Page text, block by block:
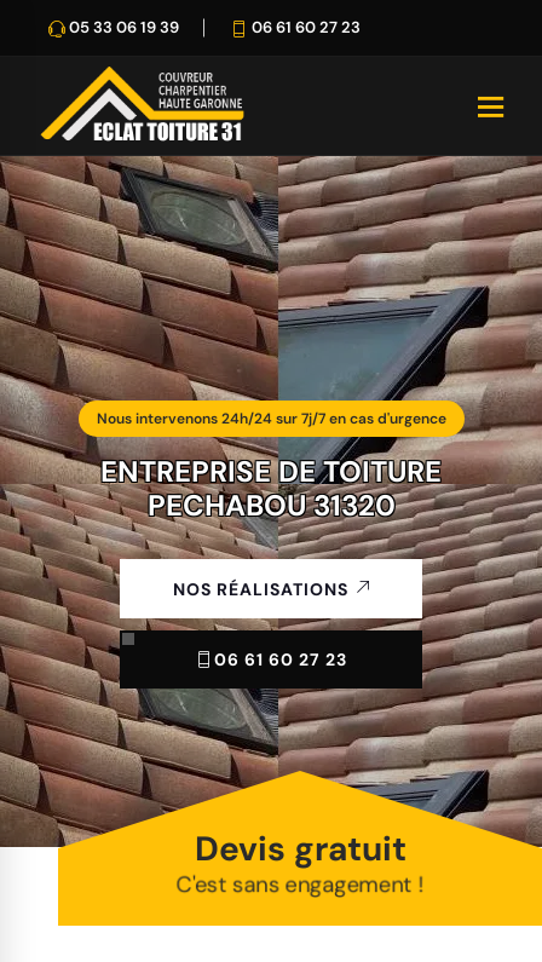
05 33 06 19 39 06 61 60 27 23
Nous intervenons 24h/24 sur 7j/7 en cas d'urgence
ENTREPRISE DE TOITURE
PECHABOU 31320
NOS RÉALISATIONS
06 61 60 27 23
Devis gratuit
C'est sans engagement !